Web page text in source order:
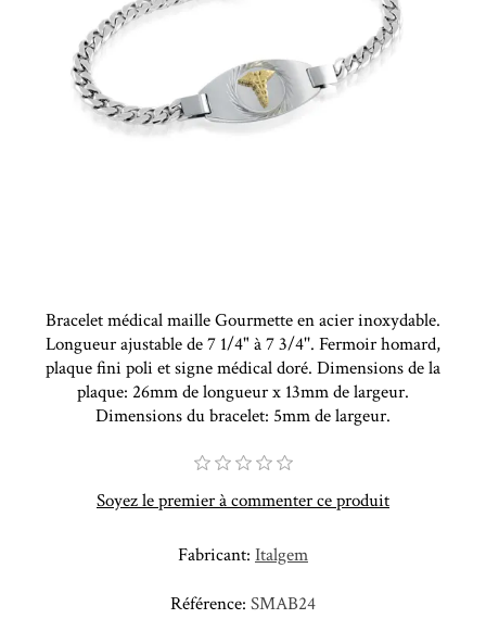
Bracelet médical maille Gourmette en acier inoxydable.
Longueur ajustable de 7 1/4" à 7 3/4''. Fermoir homard,
plaque fini poli et signe médical doré. Dimensions de la
plaque: 26mm de longueur x 13mm de largeur.
Dimensions du bracelet: 5mm de largeur.
Soyez le premier à commenter ce produit
Fabricant: Italgem
Référence: SMAB24